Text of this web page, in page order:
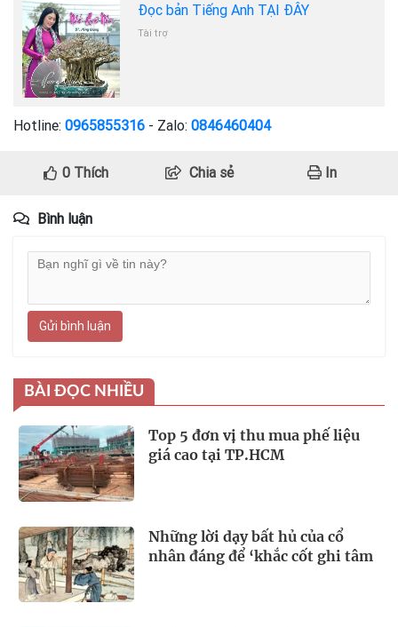
Đọc bản Tiếng Anh TẠI ĐÂY
Tài trợ
Hotline: 0965855316 - Zalo: 0846460404
0Thích Chia sẻ In
Bình luận
Gửi bình luận
BÀI ĐỌC NHIỀU
Top 5 đơn vị thu mua phế liệu
giá cao tại TP.HCM
Những lời dạy bất hủ của cổ
nhân đáng để ‘khắc cốt ghi tâm